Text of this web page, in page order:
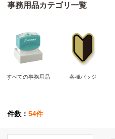
事務用品カテゴリ一覧
すべての事務用品 各種バッジ
件数： 54件